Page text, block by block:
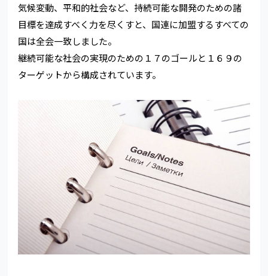
気候変動、平和的社会など、持続可能な開発のための諸
目標を達成すべく力を尽くすと、国連に加盟するすべての
国は全会一致しました。
継続可能な社会の実現のための１７のゴールと１６９の
ターゲットから構成されています。